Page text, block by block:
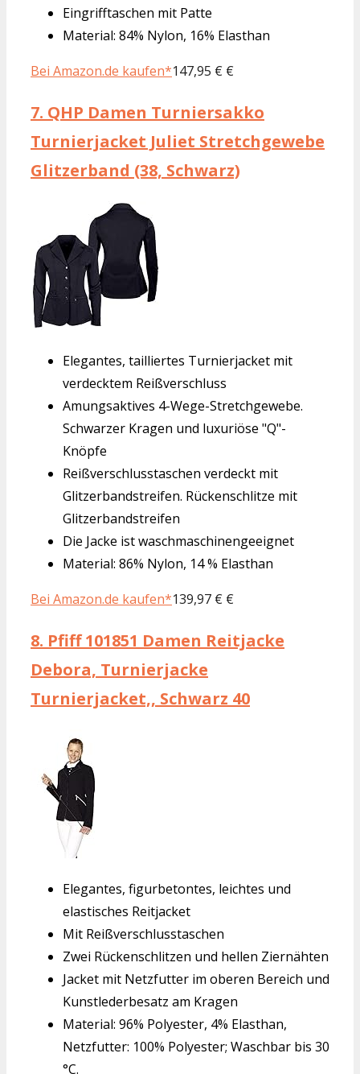
Eingrifftaschen mit Patte
Material: 84% Nylon, 16% Elasthan
Bei Amazon.de kaufen*147,95 € €
7. QHP Damen Turniersakko
Turnierjacket Juliet Stretchgewebe
Glitzerband (38, Schwarz)
Elegantes, tailliertes Turnierjacket mit
verdecktem Reißverschluss
Amungsaktives 4-Wege-Stretchgewebe.
Schwarzer Kragen und luxuriöse "Q"-
Knöpfe
Reißverschlusstaschen verdeckt mit
Glitzerbandstreifen. Rückenschlitze mit
Glitzerbandstreifen
Die Jacke ist waschmaschinengeeignet
Material: 86% Nylon, 14 % Elasthan
Bei Amazon.de kaufen*139,97 € €
8. Pfiff 101851 Damen Reitjacke
Debora, Turnierjacke
Turnierjacket,, Schwarz 40
Elegantes, figurbetontes, leichtes und
elastisches Reitjacket
Mit Reißverschlusstaschen
Zwei Rückenschlitzen und hellen Ziernähten
Jacket mit Netzfutter im oberen Bereich und
Kunstlederbesatz am Kragen
Material: 96% Polyester, 4% Elasthan,
Netzfutter: 100% Polyester; Waschbar bis 30
°C.